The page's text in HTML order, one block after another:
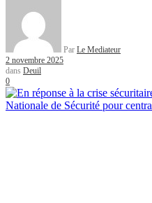
Par Le Mediateur
2 novembre 2025
dans Deuil
0